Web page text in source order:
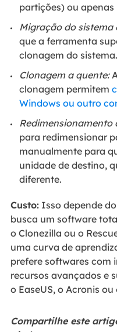
partições) ou
Migração do sistema
que a ferramenta
clonagem do sistema.
Clonagem a quente:
clonagem permitem
Windows ou outro
Redimensionamento
para redimensionar
manualmente para
unidade de destino,
diferente.
Custo:Isso depende
busca um software
o Clonezilla ou o
uma curva de
prefere softwares com
recursos avançados e
o EaseUS, o Acronis
Compartilhe este